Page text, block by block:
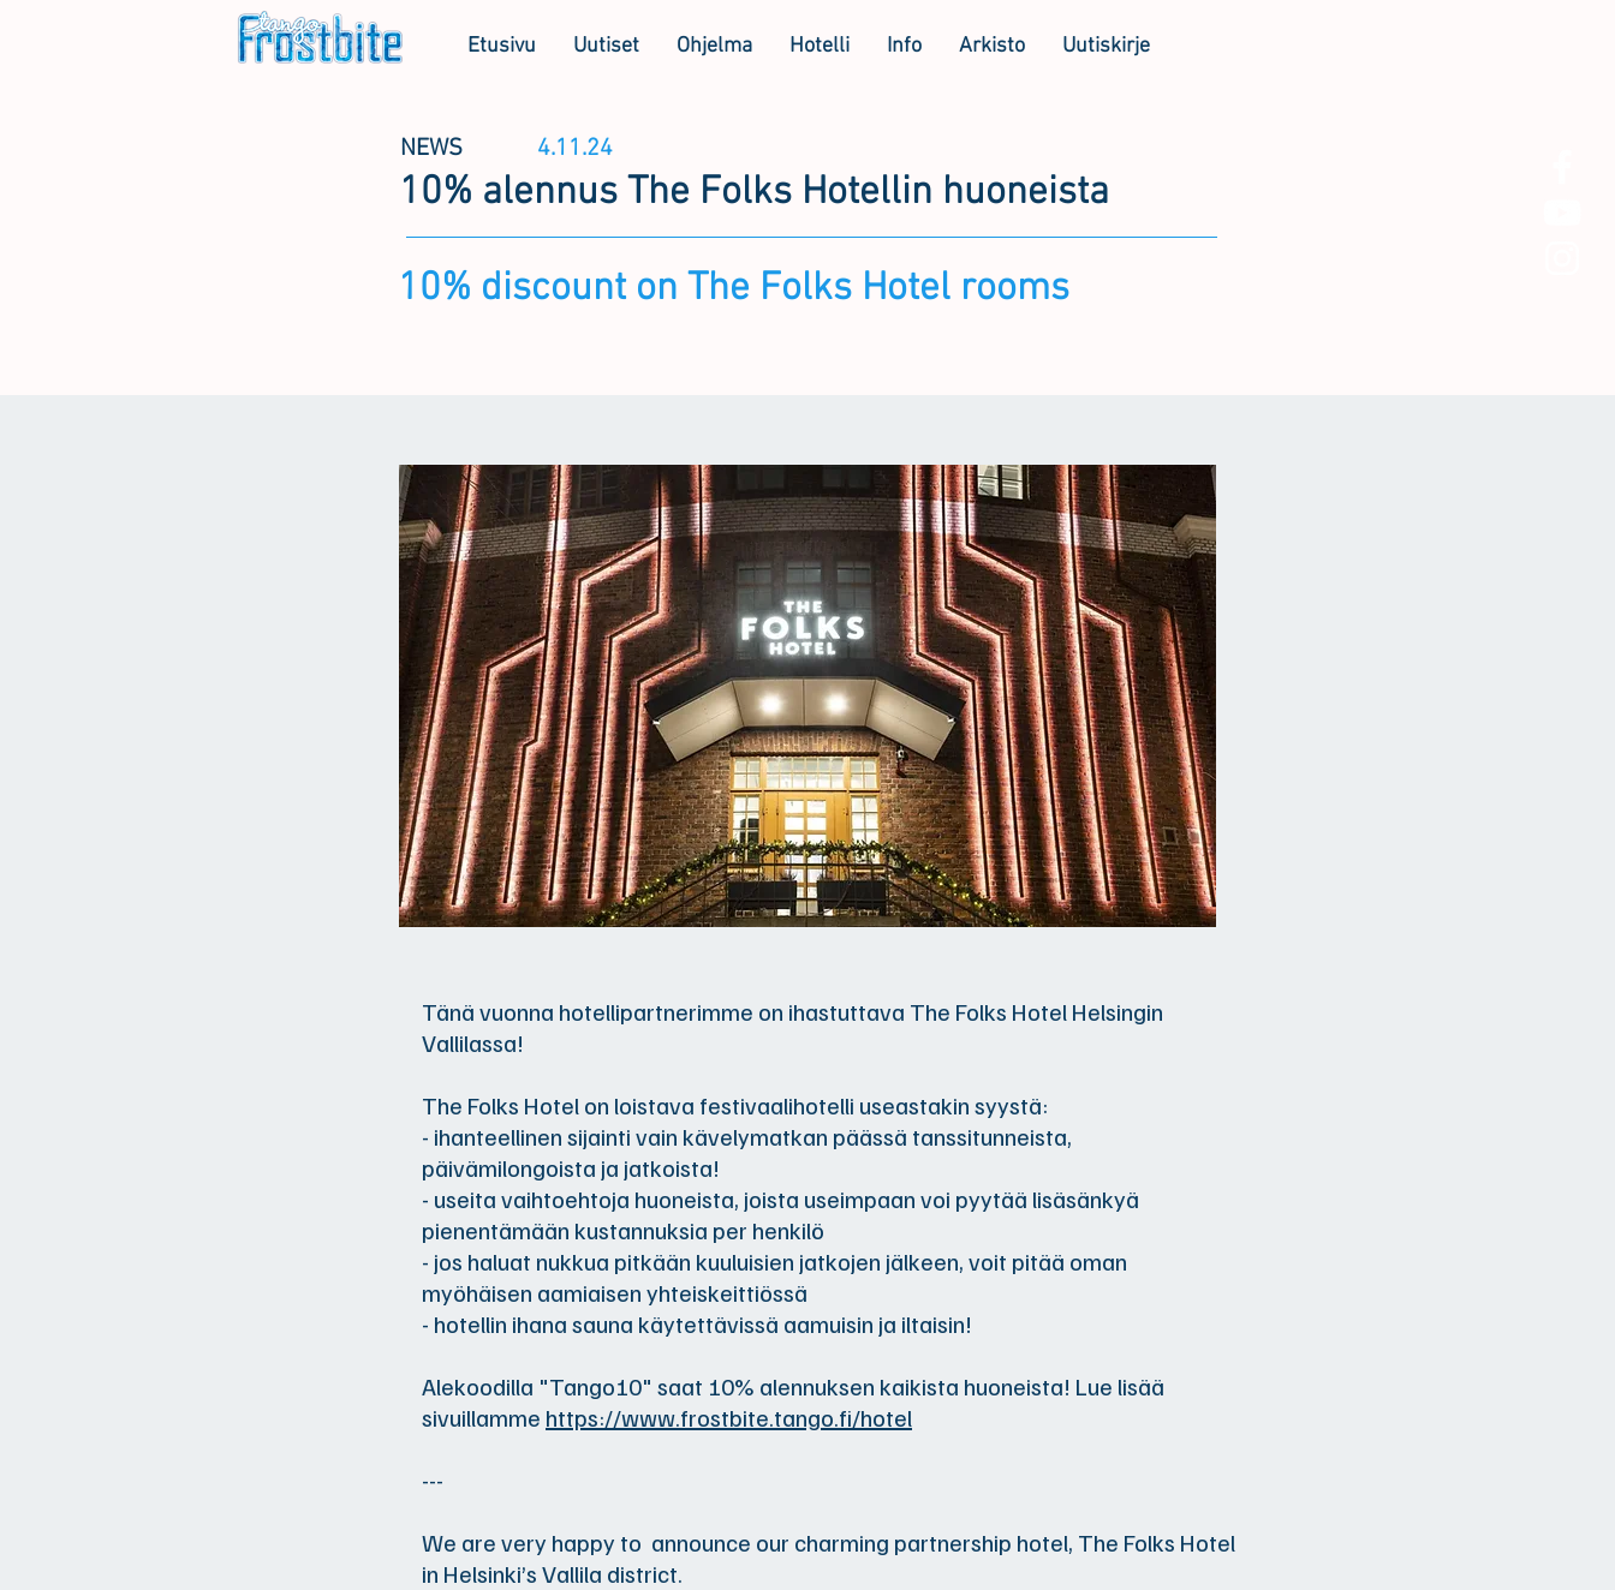
Etusivu Uutiset Ohjelma Hotelli Info Arkisto Uutiskirje
NEWS 4.11.24
10% alennus The Folks Hotellin huoneista
10% discount on The Folks Hotel rooms
Tänä vuonna hotellipartnerimme on ihastuttava The Folks Hotel Helsingin
Vallilassa!
The Folks Hotel on loistava festivaalihotelli useastakin syystä:
- ihanteellinen sijainti vain kävelymatkan päässä tanssitunneista,
päivämilongoista ja jatkoista!
- useita vaihtoehtoja huoneista, joista useimpaan voi pyytää lisäsänkyä
pienentämään kustannuksia per henkilö
- jos haluat nukkua pitkään kuuluisien jatkojen jälkeen, voit pitää oman
myöhäisen aamiaisen yhteiskeittiössä
- hotellin ihana sauna käytettävissä aamuisin ja iltaisin!
Alekoodilla "Tango10" saat 10% alennuksen kaikista huoneista! Lue lisää
sivuillamme https://www.frostbite.tango.fi/hotel
---
We are very happy to announce our charming partnership hotel, The Folks Hotel
in Helsinki’s Vallila district.